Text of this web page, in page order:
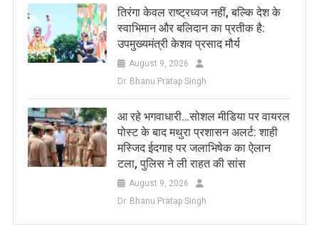
तिरंगा केवल राष्ट्रध्वज नहीं, बल्कि देश के
स्वाभिमान और बलिदान का प्रतीक है:
उपमुख्यमंत्री केशव प्रसाद मौर्य
August 9, 2026
Dr. Bhanu Pratap Singh
आ रहे भगवाधारी…सोशल मीडिया पर वायरल
पोस्ट के बाद मथुरा प्रशासन अलर्ट: शाही
मस्जिद ईदगाह पर जलाभिषेक का ऐलान
टला, पुलिस ने ली राहत की सांस
August 9, 2026
Dr. Bhanu Pratap Singh